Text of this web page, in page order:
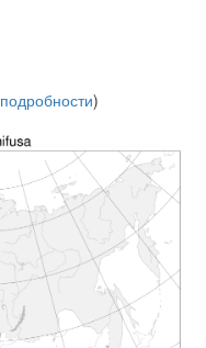
подробности)